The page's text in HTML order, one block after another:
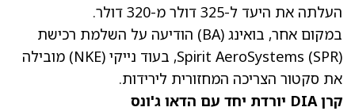
העלתה את היעד ל-325 דולר מ-320 דולר.
במקום אחר, בואינג (BA)
הודיעה על השלמת רכישת
Spirit AeroSystems (SPR) , בעוד נייקי (NKE)
מובילה
את סקטור הצריכה המחזורית לירידות.
קרן DIA יורדת יחד עם הדאו ג'ונס